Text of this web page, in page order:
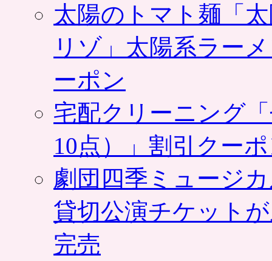
太陽のトマト麺「
リゾ」太陽系ラー
ーポン
宅配クリーニング
10点）」割引クー
劇団四季ミュージ
貸切公演チケット
完売